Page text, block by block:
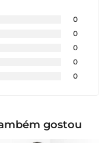
0
0
0
0
0
gostou